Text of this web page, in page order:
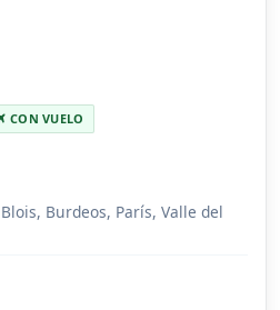
CON VUELO
Burdeos, París, Valle del